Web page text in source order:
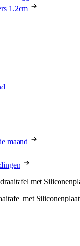
1.2cm
maand
met Siliconenplaat